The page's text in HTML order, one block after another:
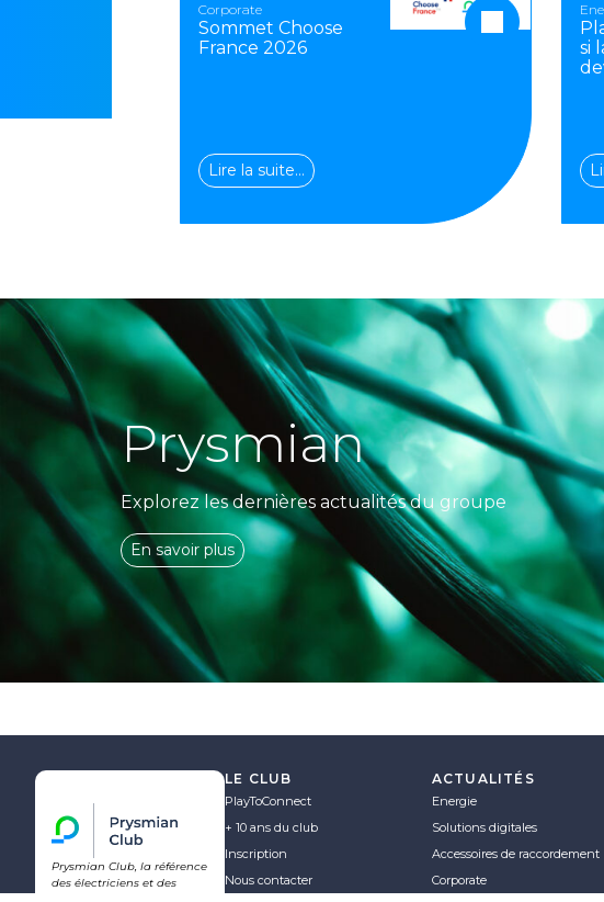
Corporate
Sommet Choose
France 2026
Lire la suite…
si
Prysmian
Explorez les dernières actualités du groupe
En savoir plus
Prysmian Club, la référence
des électriciens et des
LE CLUB
PlayToConnect
+ 10 ans du club
Inscription
Nous contacter
ACTUALITÉS
Energie
Solutions digitales
Accessoires de raccordement
Corporate